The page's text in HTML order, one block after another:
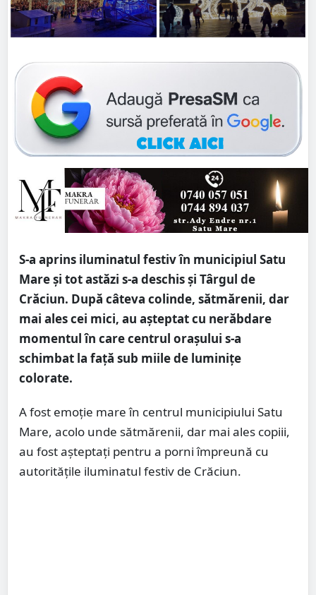
S-a aprins iluminatul festiv în municipiul Satu
Mare și tot astăzi s-a deschis și Târgul de
Crăciun. După câteva colinde, sătmărenii, dar
mai ales cei mici, au așteptat cu nerăbdare
momentul în care centrul orașului s-a
schimbat la față sub miile de luminițe
colorate.
A fost emoție mare în centrul municipiului Satu
Mare, acolo unde sătmărenii, dar mai ales copiii,
au fost așteptați pentru a porni împreună cu
autoritățile iluminatul festiv de Crăciun.